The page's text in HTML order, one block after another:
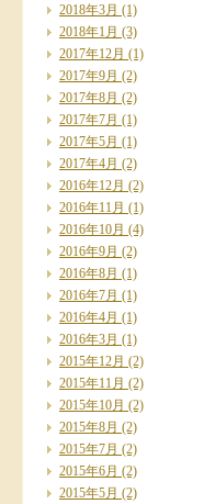
2018年3月 (1)
2018年1月 (3)
2017年12月 (1)
2017年9月 (2)
2017年8月 (2)
2017年7月 (1)
2017年5月 (1)
2017年4月 (2)
2016年12月 (2)
2016年11月 (1)
2016年10月 (4)
2016年9月 (2)
2016年8月 (1)
2016年7月 (1)
2016年4月 (1)
2016年3月 (1)
2015年12月 (2)
2015年11月 (2)
2015年10月 (2)
2015年8月 (2)
2015年7月 (2)
2015年6月 (2)
2015年5月 (2)